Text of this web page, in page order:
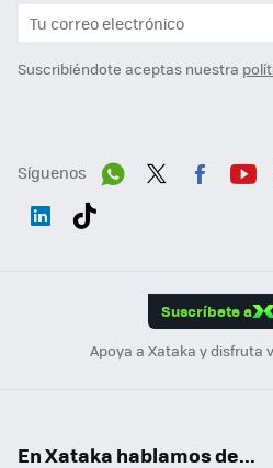
Suscribiéndote aceptas nuestra
Síguenos
Suscríbete a
Apoya a Xataka y disfruta
En Xataka hablamos de...